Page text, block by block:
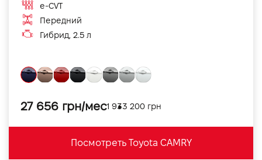
e-CVT
Передний
Гибрид, 2.5 л
27 656 грн/мес1 933 200 грн
Посмотреть Toyota CAMRY